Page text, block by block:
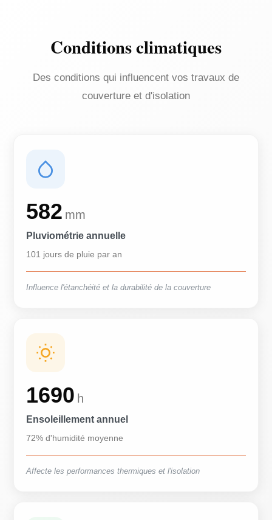
Conditions climatiques
Des conditions qui influencent vos travaux de
couverture et d'isolation
582 mm
Pluviométrie annuelle
101 jours de pluie par an
Influence l'étanchéité et la durabilité de la couverture
1690 h
Ensoleillement annuel
72% d'humidité moyenne
Affecte les performances thermiques et l'isolation